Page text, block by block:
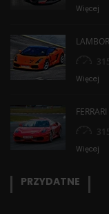
Więcej
Więcej
Więcej
PRZYDATNE